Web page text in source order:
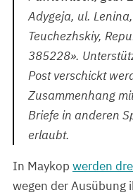
Adygeja, ul.
Teuchezhskiy,
385228».
Post verschickt
Zusammenhang
Briefe in anderen
erlaubt.
In Maykop werden
wegen der Ausübung